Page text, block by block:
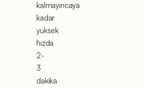
kalmayıncaya
kadar
yüksek
hızda
2-
3
dakika